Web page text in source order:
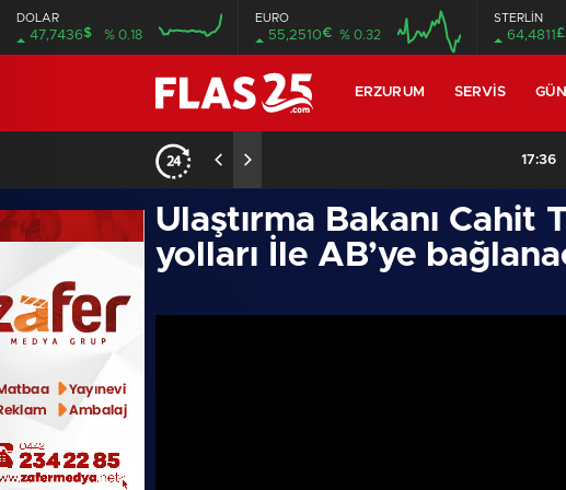
DOLAR
47,7436$ % 0.18
EURO
55,2510€ % 0.32
STERLİN
64,4811 £
ERZURUM SERVIS
Türkiye’de bir ilki yapıyor: Kilim
Ulaştırma Bakanı Cahit
yolları İle AB’ye